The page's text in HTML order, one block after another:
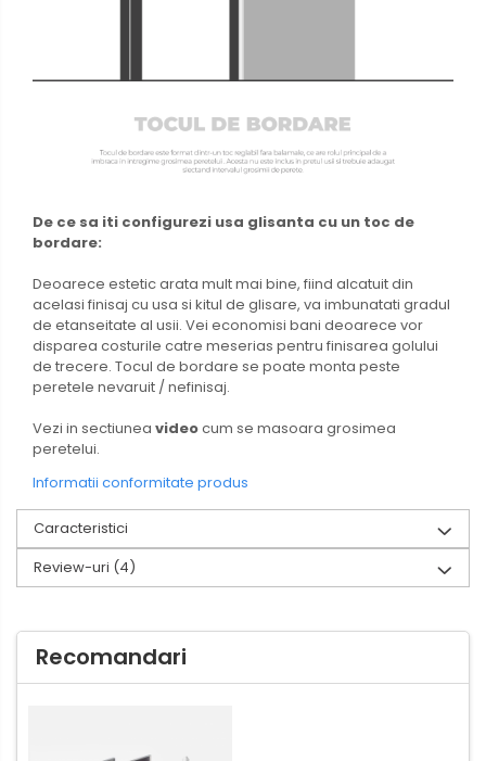
De ce sa iti configurezi usa glisanta cu un toc de
bordare:
Deoarece estetic arata mult mai bine, fiind alcatuit din
acelasi finisaj cu usa si kitul de glisare, va imbunatati gradul
de etanseitate al usii. Vei economisi bani deoarece vor
disparea costurile catre meserias pentru finisarea golului
de trecere. Tocul de bordare se poate monta peste
peretele nevaruit / nefinisaj.
Vezi in sectiunea videocum se masoara grosimea
peretelui.
Informatii conformitate produs
Caracteristici
Review-uri (4)
Recomandari